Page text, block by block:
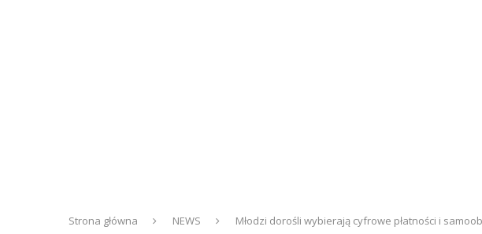
Strona główna NEWS Młodzi dorośli wybierają cyfrowe płatności i